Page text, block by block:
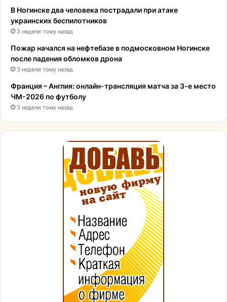
В Ногинске два человека пострадали при атаке
украинских беспилотников
3 недели тому назад
Пожар начался на нефтебазе в подмосковном Ногинске
после падения обломков дрона
3 недели тому назад
Франция – Англия: онлайн-трансляция матча за 3-е место
ЧМ-2026 по футболу
3 недели тому назад